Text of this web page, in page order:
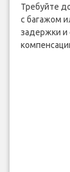
Требуйте
с багажом
задержки и